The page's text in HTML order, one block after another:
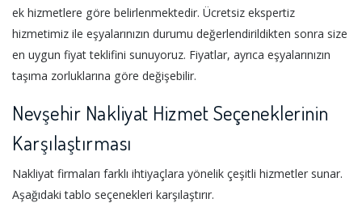
ek hizmetlere göre belirlenmektedir. Ücretsiz ekspertiz
hizmetimiz ile eşyalarınızın durumu değerlendirildikten sonra size
en uygun fiyat teklifini sunuyoruz. Fiyatlar, ayrıca eşyalarınızın
taşıma zorluklarına göre değişebilir.
Nevşehir Nakliyat Hizmet Seçeneklerinin
Karşılaştırması
Nakliyat firmaları farklı ihtiyaçlara yönelik çeşitli hizmetler sunar.
Aşağıdaki tablo seçenekleri karşılaştırır.